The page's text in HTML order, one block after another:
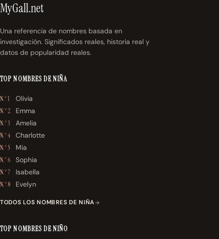
MyGall.net
Una referencia de nombres basada en
investigación. Significados reales, historia real y
datos de popularidad reales.
TOP NOMBRES DE NIÑA
N.° 1 Olivia
N.° 2 Emma
N.° 3 Amelia
N.° 4 Charlotte
N.° 5 Mia
N.° 6 Sophia
N.° 7 Isabella
N.° 8 Evelyn
TODOS LOS NOMBRES DE NIÑA
TOP NOMBRES DE NIÑO